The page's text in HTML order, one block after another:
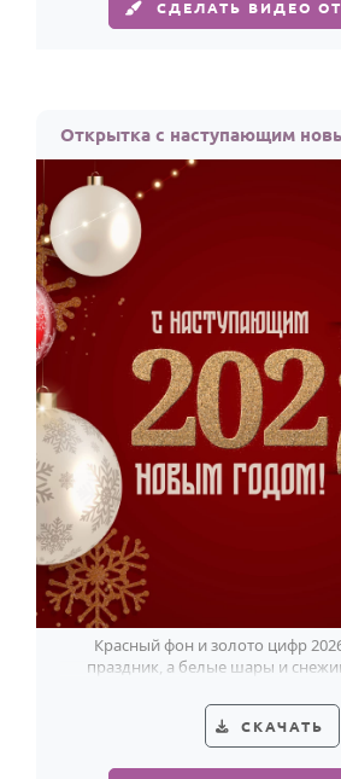
СДЕЛАТЬ ВИДЕО
Открытка с наступающим
Красный фон и золото цифр
праздник, а белые шары и
СКАЧАТЬ